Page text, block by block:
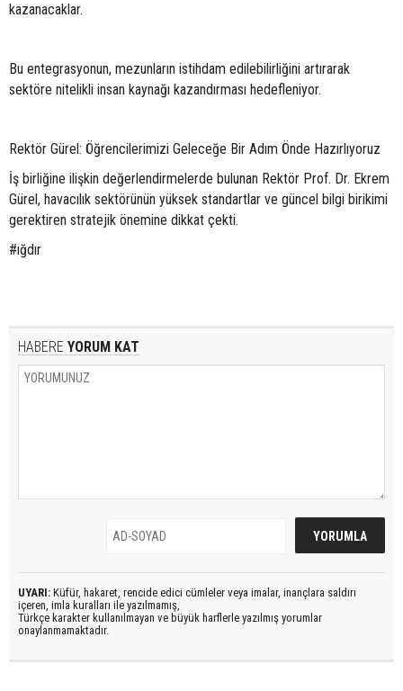
kazanacaklar.
Bu entegrasyonun, mezunların istihdam edilebilirliğini artırarak
sektöre nitelikli insan kaynağı kazandırması hedefleniyor.
Rektör Gürel: Öğrencilerimizi Geleceğe Bir Adım Önde Hazırlıyoruz
İş birliğine ilişkin değerlendirmelerde bulunan Rektör Prof. Dr. Ekrem
Gürel, havacılık sektörünün yüksek standartlar ve güncel bilgi birikimi
gerektiren stratejik önemine dikkat çekti.
#ığdır
HABERE YORUM KAT
UYARI: Küfür, hakaret, rencide edici cümleler veya imalar, inançlara saldırı
içeren, imla kuralları ile yazılmamış,
Türkçe karakter kullanılmayan ve büyük harflerle yazılmış yorumlar
onaylanmamaktadır.